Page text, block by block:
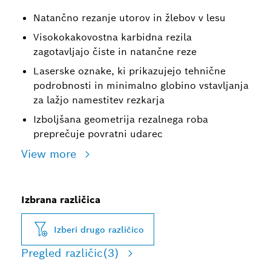
Natančno rezanje utorov in žlebov v lesu
Visokokakovostna karbidna rezila
zagotavljajo čiste in natančne reze
Laserske oznake, ki prikazujejo tehnične
podrobnosti in minimalno globino vstavljanja
za lažjo namestitev rezkarja
Izboljšana geometrija rezalnega roba
preprečuje povratni udarec
View more
Izbrana različica
Izberi drugo različico
Pregled različic(3)